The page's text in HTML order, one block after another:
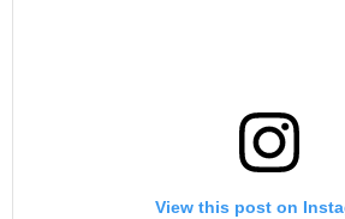
View this post on